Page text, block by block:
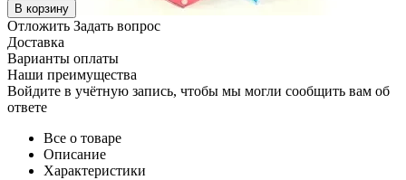
В корзину
Отложить Задать вопрос
Доставка
Варианты оплаты
Наши преимущества
Войдите в учётную запись, чтобы мы могли сообщить вам об
ответе
Все о товаре
Описание
Характеристики